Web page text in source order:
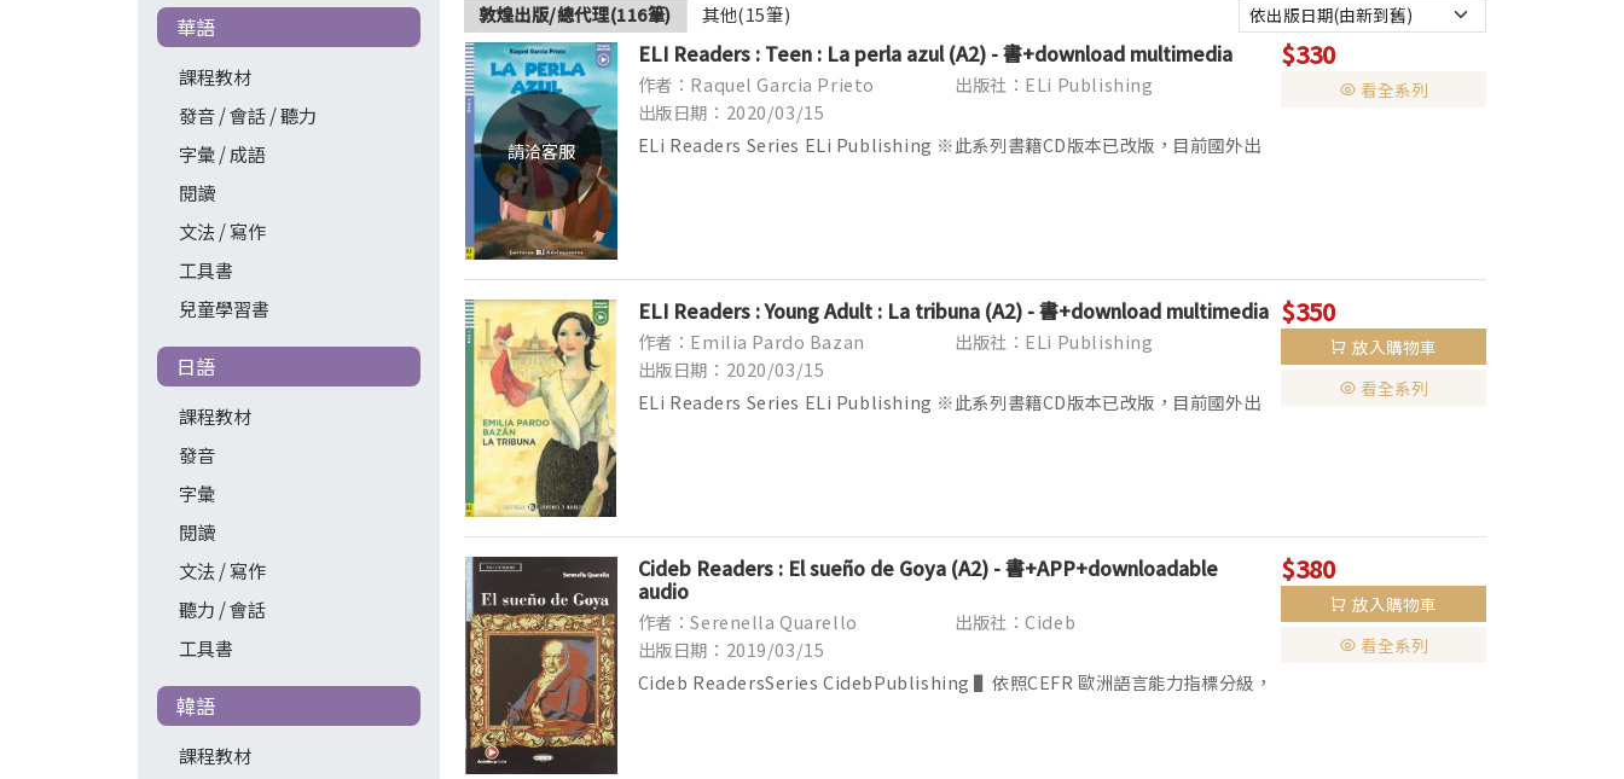
華語
課程教材
發音 / 會話 / 聽力
字彙 / 成語
閱讀
文法 / 寫作
工具書
兒童學習書
日語
課程教材
發音
字彙
閱讀
文法 / 寫作
聽力 / 會話
工具書
韓語
課程教材
敦煌出版/總代理(116筆) 其他(15筆)
請洽客服
ELI Readers : Teen : La perla azul (A2) - 書+download multimedia
作者：Raquel Garcia Prieto
出版社：ELi Publishing
出版日期：2020/03/15
ELi Readers Series ELi Publishing ※此系列書籍CD版本已改版，目前國外出
$330
看全系列
ELI Readers : Young Adult : La tribuna (A2) - 書+download multimedia
作者：Emilia Pardo Bazan
出版社：ELi Publishing
出版日期：2020/03/15
ELi Readers Series ELi Publishing ※此系列書籍CD版本已改版，目前國外出
$350
放入購物車
看全系列
Cideb Readers : El sueño de Goya (A2) - 書+APP+downloadable
audio
作者：Serenella Quarello
出版社：Cideb
出版日期：2019/03/15
Cideb ReadersSeries CidebPublishing ▌依照CEFR 歐洲語言能力指標分級，
$380
放入購物車
看全系列